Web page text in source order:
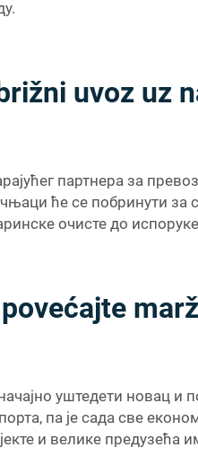
uvoz uz
партнера за
ће се побринути за
очисте до
уштедети новац
па је сада све
и велике